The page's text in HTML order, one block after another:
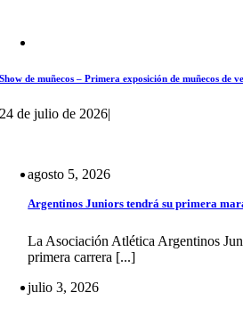
Show de muñecos – Primera exposición de muñecos de
24 de julio de 2026|
agosto 5, 2026
Argentinos Juniors tendrá su primera
La Asociación Atlética Argentinos
primera carrera [...]
julio 3, 2026